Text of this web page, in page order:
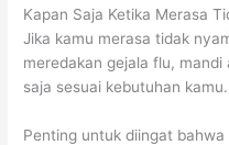
Kapan Saja Ketika Merasa
Jika kamu merasa tidak
meredakan gejala flu,
saja sesuai kebutuhan kamu.
Penting untuk diingat